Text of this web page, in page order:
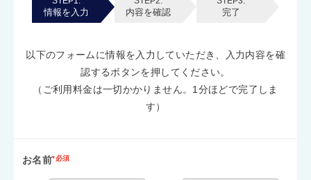
情報を入力 内容を確認 完了
以下のフォームに情報を入力していただき、入力内容を確
認するボタンを押してください。
（ご利用料金は一切かかりません。1分ほどで完了しま
す）
お名前*必須